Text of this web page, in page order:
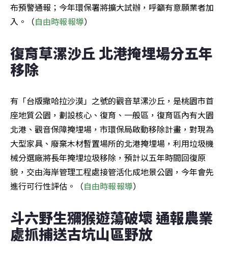
布預警通報；今年環保署將擴大試辦，呼籲有意願業者加
入。（自由時報報導）
復育草漯沙丘 北港掩埋場分五年
移除
有「台版撒哈拉沙漠」之號的觀音草漯沙丘，是桃園市首
座地質公園，劃設核心、復育、一般區，復育區內有大園
北港、觀音保障掩埋場，市環保局啟動移除計畫，對現為
大型家具、廢棄木材暫置場所的北港掩埋場，利用垃圾機
械分選廠將長年掩埋垃圾移除，預計以五年時間回復原
貌，交由海岸管理工程處接管活化成地景公園，今年會先
進行可行性評估。（自由時報報導）
斗六野生獼猴遊蕩破壞 通報農業
處抓捕送古坑山區野放